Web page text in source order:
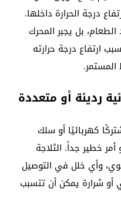
درجة الحرارة داخلها.
بل يجبر المحرك
ارتفاع درجة حرارته
رديئة أو متعددة
كهربائيًا أو سلك
خطير جداً. الثلاجة
وأي خلل في التوصيل
شرارة يمكن أن تتسبب